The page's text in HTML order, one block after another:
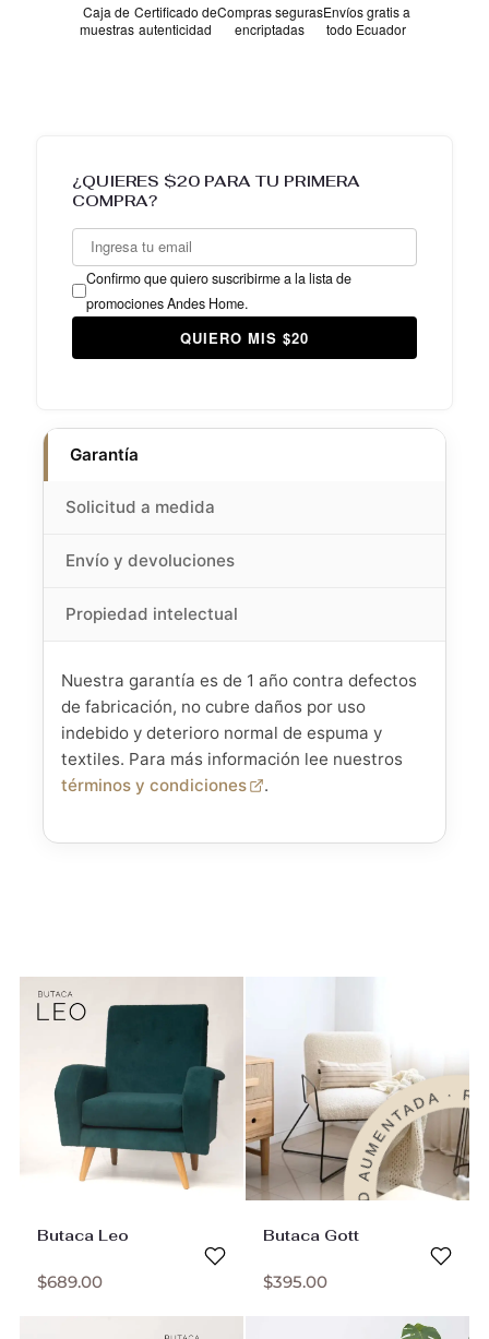
Caja de
muestras
Certificado de
autenticidad
Compras seguras
encriptadas
Envíos gratis a
todo Ecuador
¿QUIERES $20 PARA TU PRIMERA
COMPRA?
Confirmo que quiero suscribirme a la lista de
promociones Andes Home.
QUIERO MIS $20
Garantía
Solicitud a medida
Envío y devoluciones
Propiedad intelectual
Nuestra garantía es de 1 año contra defectos
de fabricación, no cubre daños por uso
indebido y deterioro normal de espuma y
textiles. Para más información lee nuestros
términos y condiciones
.
Butaca Leo
$689.00 REALIDAD
Butaca Gott
$395.00